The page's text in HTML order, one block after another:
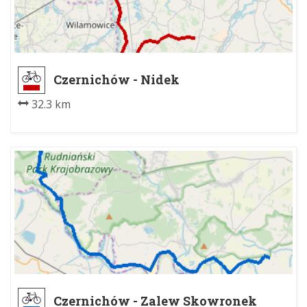
Czernichów - Nidek
32.3 km
Czernichów - Zalew Skowronek